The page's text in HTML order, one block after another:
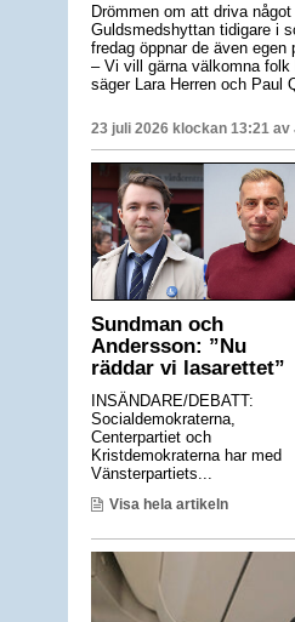
Drömmen om att driva
Guldsmedshyttan tidigare i
fredag öppnar de även
– Vi vill gärna välkomna
säger Lara Herren och Paul
23 juli 2026 klockan 13:21 av
Sundman och
Andersson: ”Nu
räddar vi lasarettet”
INSÄNDARE/DEBATT:
Socialdemokraterna,
Centerpartiet och
Kristdemokraterna har med
Vänsterpartiets...
Visa hela artikeln